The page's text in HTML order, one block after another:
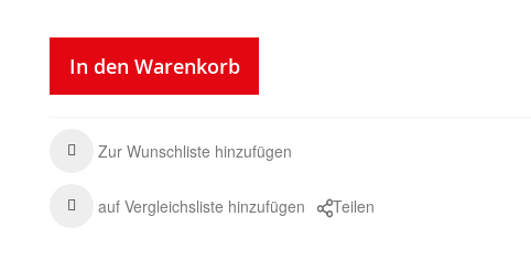
In den Warenkorb
Zur Wunschliste hinzufügen
auf Vergleichsliste hinzufügen Teilen